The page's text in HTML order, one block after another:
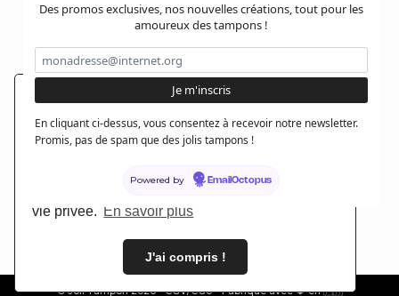
En poursuivant votre navigation sur notre site,
vous acceptez l'installation et l'utilisation de
cookies sur votre poste, notamment à des fins
respect de notre politique de protection de votre
vie privée. En savoir plus
J'ai compris !
Contactez-nous :
@jolitampon
contact@jolitampon.com
© Joli Tampon 2026 -CGV/CGU- Fabriqué avec ❤️ en 🇫🇷
Des promos exclusives, nos nouvelles créations, tout pour les
amoureux des tampons !
En cliquant ci-dessus, vous consentez à recevoir notre newsletter.
Promis, pas de spam que des jolis tampons !
Powered by EmailOctopus